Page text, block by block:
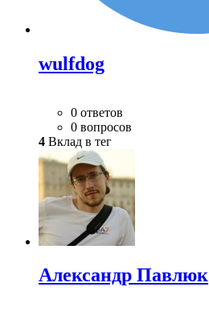
wulfdog
0 ответов
0 вопросов
4 Вклад в тег
Александр Павлюк